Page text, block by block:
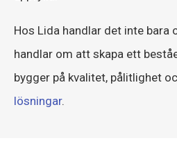
Hos Lida handlar det inte bara
handlar om att skapa ett
bygger på kvalitet, pålitlighet
lösningar.